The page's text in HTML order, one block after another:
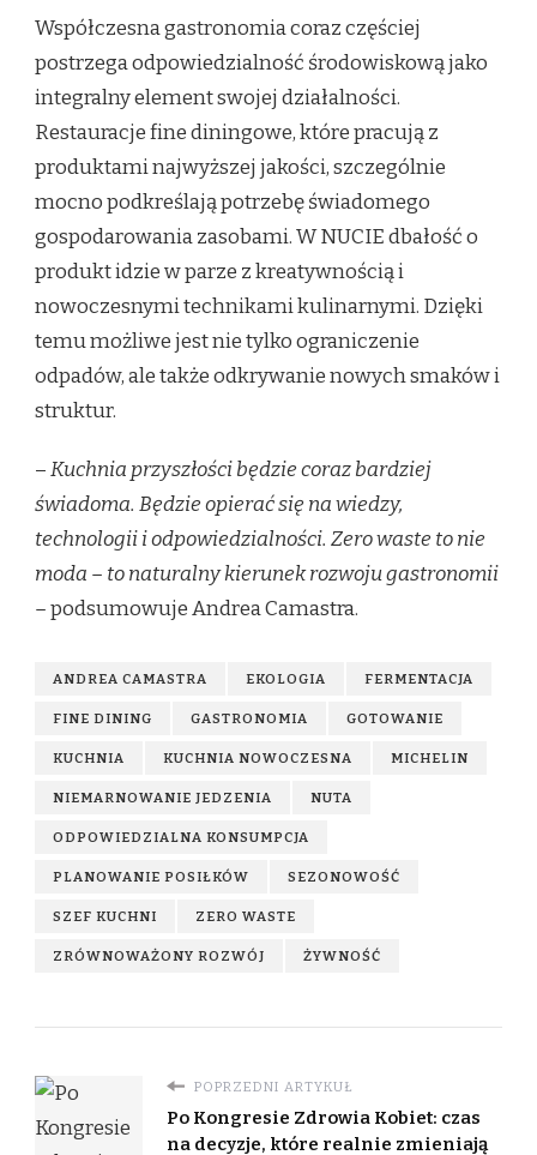
Współczesna gastronomia coraz częściej
postrzega odpowiedzialność środowiskową jako
integralny element swojej działalności.
Restauracje fine diningowe, które pracują z
produktami najwyższej jakości, szczególnie
mocno podkreślają potrzebę świadomego
gospodarowania zasobami. W NUCIE dbałość o
produkt idzie w parze z kreatywnością i
nowoczesnymi technikami kulinarnymi. Dzięki
temu możliwe jest nie tylko ograniczenie
odpadów, ale także odkrywanie nowych smaków i
struktur.
–Kuchnia przyszłości będzie coraz bardziej
świadoma. Będzie opierać się na wiedzy,
technologii i odpowiedzialności. Zero waste to nie
moda – to naturalny kierunek rozwoju gastronomii
–podsumowuje Andrea Camastra.
ANDREA CAMASTRA EKOLOGIA FERMENTACJA
FINE DINING GASTRONOMIA GOTOWANIE
KUCHNIA KUCHNIA NOWOCZESNA MICHELIN
NIEMARNOWANIE JEDZENIA NUTA
ODPOWIEDZIALNA KONSUMPCJA
PLANOWANIE POSIŁKÓW SEZONOWOŚĆ
SZEF KUCHNI ZERO WASTE
ZRÓWNOWAŻONY ROZWÓJ ŻYWNOŚĆ
POPRZEDNI ARTYKUŁ
Po Kongresie Zdrowia Kobiet: czas
na decyzje, które realnie zmieniają